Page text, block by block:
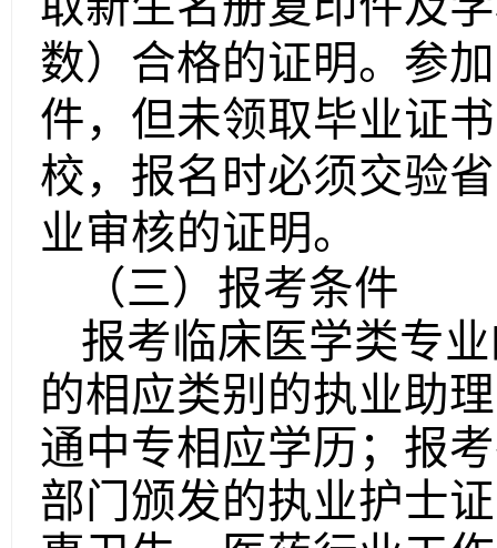
数）合格的证明。参
件，但未领取毕业证
校，报名时必须交验
业审核的证明。
（三）报考条件
报考临床医学类专
的相应类别的执业助
通中专相应学历；报
部门颁发的执业护士